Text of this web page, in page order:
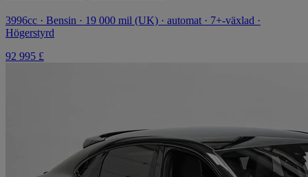
3996cc · Bensin · 19 000 mil (UK) · automat · 7+-växlad ·
Högerstyrd
92 995 £